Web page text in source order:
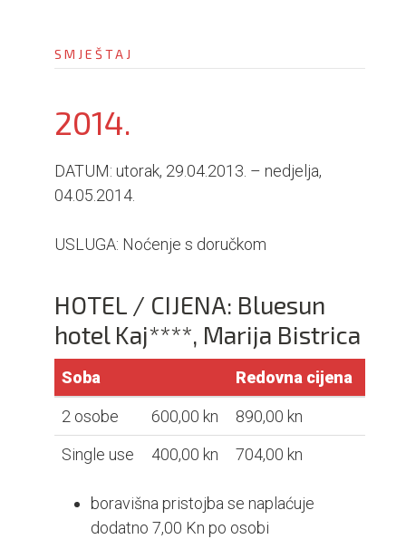
SMJEŠTAJ
2014.
DATUM: utorak, 29.04.2013. – nedjelja,
04.05.2014.
USLUGA: Noćenje s doručkom
HOTEL / CIJENA: Bluesun
hotel Kaj****, Marija Bistrica
Soba Redovna cijena
2 osobe 600,00 kn
890,00 kn
Single use
400,00 kn 704,00 kn
boravišna pristojba se naplaćuje
dodatno 7,00 Kn po osobi